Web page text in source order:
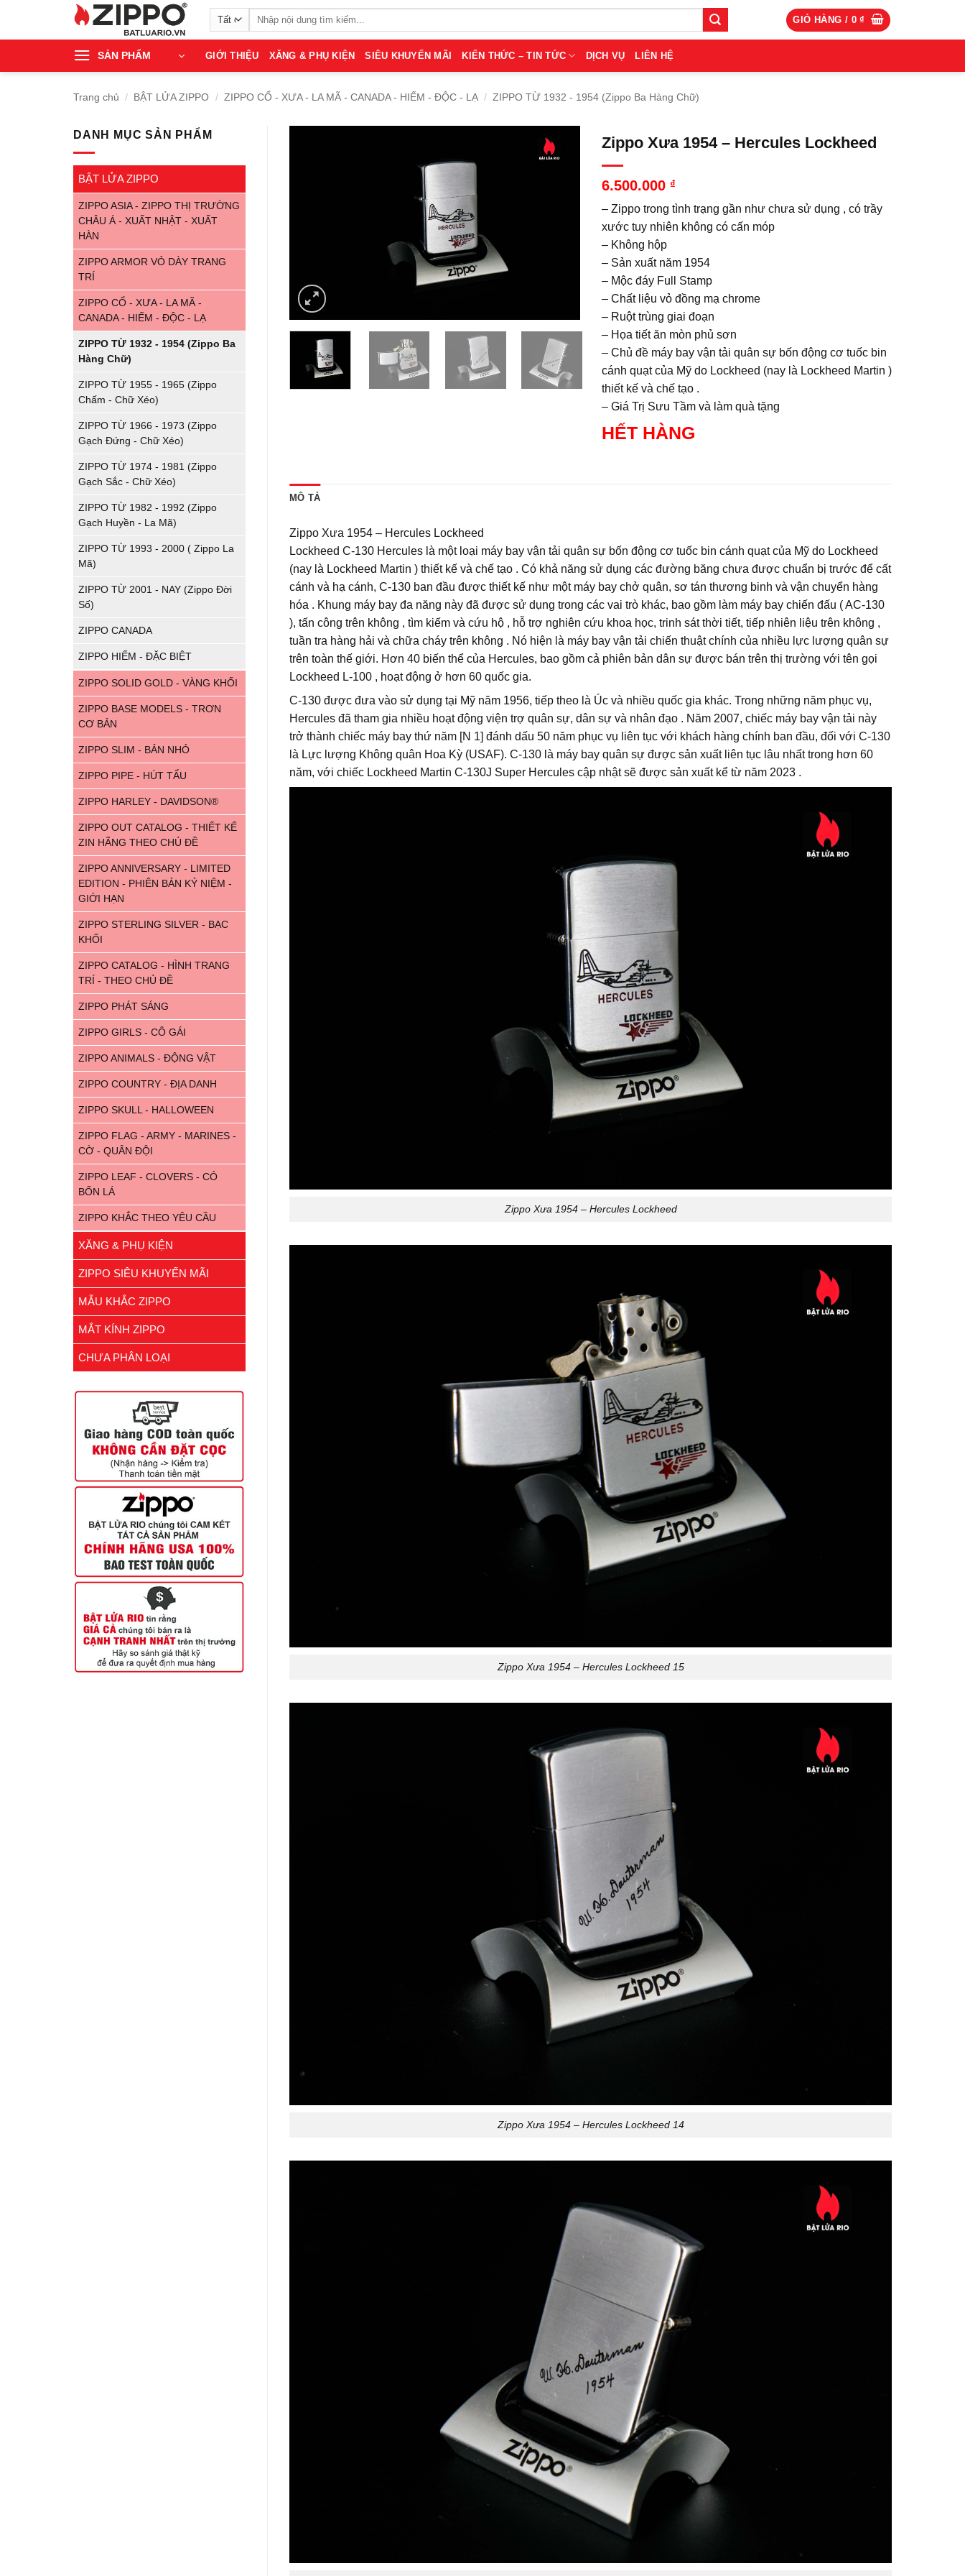
Tìm
kiếm:
GIỎ HÀNG / 0₫
SẢN PHẨM GIỚI THIỆU XĂNG & PHỤ KIỆN SIÊU KHUYẾN MÃI KIẾN THỨC – TIN TỨC DỊCH VỤ LIÊN HỆ
Trang chủ / BẬT LỬA ZIPPO / ZIPPO CỔ - XƯA - LA MÃ - CANADA - HIẾM - ĐỘC - LẠ / ZIPPO TỪ 1932 - 1954 (Zippo Ba Hàng Chữ)
DANH MỤC SẢN PHẨM
BẬT LỬA ZIPPO
ZIPPO ASIA - ZIPPO THỊ TRƯỜNG
CHÂU Á - XUẤT NHẬT - XUẤT
HÀN
ZIPPO ARMOR VỎ DÀY TRANG
TRÍ
ZIPPO CỔ - XƯA - LA MÃ -
CANADA - HIẾM - ĐỘC - LẠ
ZIPPO TỪ 1932 - 1954 (Zippo Ba
Hàng Chữ)
ZIPPO TỪ 1955 - 1965 (Zippo
Chấm - Chữ Xéo)
ZIPPO TỪ 1966 - 1973 (Zippo
Gạch Đứng - Chữ Xéo)
ZIPPO TỪ 1974 - 1981 (Zippo
Gạch Sắc - Chữ Xéo)
ZIPPO TỪ 1982 - 1992 (Zippo
Gạch Huyền - La Mã)
ZIPPO TỪ 1993 - 2000 ( Zippo La
Mã)
ZIPPO TỪ 2001 - NAY (Zippo Đời
Số)
ZIPPO CANADA
ZIPPO HIẾM - ĐẶC BIỆT
ZIPPO SOLID GOLD - VÀNG KHỐI
ZIPPO BASE MODELS - TRƠN
CƠ BẢN
ZIPPO SLIM - BẢN NHỎ
ZIPPO PIPE - HÚT TẨU
ZIPPO HARLEY - DAVIDSON®
ZIPPO OUT CATALOG - THIẾT KẾ
ZIN HÃNG THEO CHỦ ĐỀ
ZIPPO ANNIVERSARY - LIMITED
EDITION - PHIÊN BẢN KỶ NIỆM -
GIỚI HẠN
ZIPPO STERLING SILVER - BẠC
KHỐI
ZIPPO CATALOG - HÌNH TRANG
TRÍ - THEO CHỦ ĐỀ
ZIPPO PHÁT SÁNG
ZIPPO GIRLS - CÔ GÁI
ZIPPO ANIMALS - ĐỘNG VẬT
ZIPPO COUNTRY - ĐỊA DANH
ZIPPO SKULL - HALLOWEEN
ZIPPO FLAG - ARMY - MARINES -
CỜ - QUÂN ĐỘI
ZIPPO LEAF - CLOVERS - CỎ
BỐN LÁ
ZIPPO KHẮC THEO YÊU CẦU
XĂNG & PHỤ KIỆN
ZIPPO SIÊU KHUYẾN MÃI
MẪU KHẮC ZIPPO
MẮT KÍNH ZIPPO
CHƯA PHÂN LOẠI
Zippo Xưa 1954 – Hercules Lockheed
6.500.000 ₫
– Zippo trong tình trạng gần như chưa sử dụng , có trầy
xước tuy nhiên không có cấn móp
– Không hộp
– Sản xuất năm 1954
– Mộc đáy Full Stamp
– Chất liệu vỏ đồng mạ chrome
– Ruột trùng giai đoạn
– Họa tiết ăn mòn phủ sơn
– Chủ đề máy bay vận tải quân sự bốn động cơ tuốc bin
cánh quạt của Mỹ do Lockheed (nay là Lockheed Martin )
thiết kế và chế tạo .
– Giá Trị Sưu Tầm và làm quà tặng
HẾT HÀNG
MÔ TẢ
Zippo Xưa 1954 – Hercules Lockheed
Lockheed C-130 Hercules là một loại máy bay vận tải quân sự bốn động cơ tuốc bin cánh quạt của Mỹ do Lockheed
(nay là Lockheed Martin ) thiết kế và chế tạo . Có khả năng sử dụng các đường băng chưa được chuẩn bị trước để cất
cánh và hạ cánh, C-130 ban đầu được thiết kế như một máy bay chở quân, sơ tán thương binh và vận chuyển hàng
hóa . Khung máy bay đa năng này đã được sử dụng trong các vai trò khác, bao gồm làm máy bay chiến đấu ( AC-130
), tấn công trên không , tìm kiếm và cứu hộ , hỗ trợ nghiên cứu khoa học, trinh sát thời tiết, tiếp nhiên liệu trên không ,
tuần tra hàng hải và chữa cháy trên không . Nó hiện là máy bay vận tải chiến thuật chính của nhiều lực lượng quân sự
trên toàn thế giới. Hơn 40 biến thể của Hercules, bao gồm cả phiên bản dân sự được bán trên thị trường với tên gọi
Lockheed L-100 , hoạt động ở hơn 60 quốc gia.
C-130 được đưa vào sử dụng tại Mỹ năm 1956, tiếp theo là Úc và nhiều quốc gia khác. Trong những năm phục vụ,
Hercules đã tham gia nhiều hoạt động viện trợ quân sự, dân sự và nhân đạo . Năm 2007, chiếc máy bay vận tải này
trở thành chiếc máy bay thứ năm [N 1] đánh dấu 50 năm phục vụ liên tục với khách hàng chính ban đầu, đối với C-130
là Lực lượng Không quân Hoa Kỳ (USAF). C-130 là máy bay quân sự được sản xuất liên tục lâu nhất trong hơn 60
năm, với chiếc Lockheed Martin C-130J Super Hercules cập nhật sẽ được sản xuất kể từ năm 2023 .
Zippo Xưa 1954 – Hercules Lockheed
Zippo Xưa 1954 – Hercules Lockheed 15
Zippo Xưa 1954 – Hercules Lockheed 14